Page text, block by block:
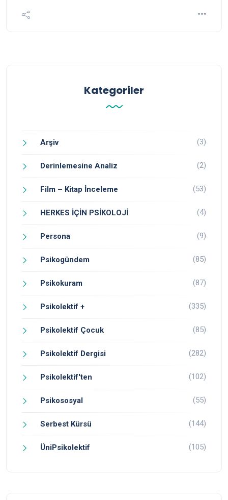
Kategoriler
Arşiv (3)
Derinlemesine Analiz (2)
Film – Kitap İnceleme (53)
HERKES İÇİN PSİKOLOJİ (4)
Persona (9)
Psikogündem (85)
Psikokuram (87)
Psikolektif + (335)
Psikolektif Çocuk (85)
Psikolektif Dergisi (282)
Psikolektif'ten (102)
Psikososyal (55)
Serbest Kürsü (144)
ÜniPsikolektif (105)